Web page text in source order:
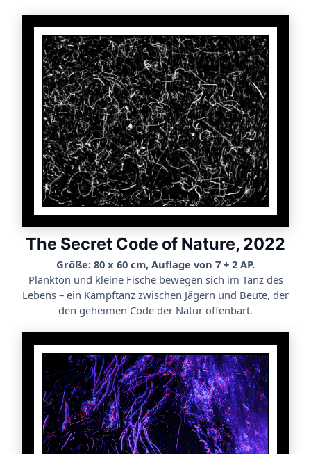
The Secret Code of Nature, 2022
Größe: 80 x 60 cm, Auflage von 7 + 2 AP.
Plankton und kleine Fische bewegen sich im Tanz des
Lebens – ein Kampftanz zwischen Jägern und Beute, der
den geheimen Code der Natur offenbart.